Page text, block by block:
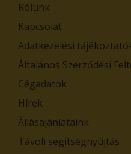
Rólunk
Kapcsolat
Adatkezelési
Általános Szerződési
Cégadatok
Hírek
Állásajánlataink
Távoli segítségnyújtás